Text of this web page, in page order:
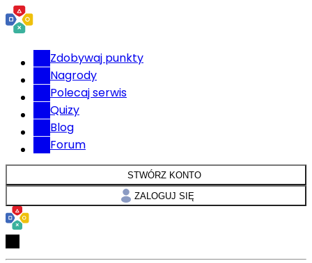
Zdobywaj punkty
Nagrody
Polecaj serwis
Quizy
Blog
Forum
STWÓRZ KONTO
ZALOGUJ SIĘ